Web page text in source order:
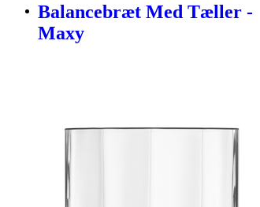
Balancebræt Med Tæller -
Maxy